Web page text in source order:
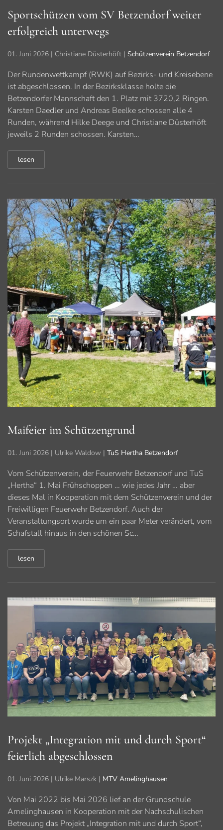
Sportschützen vom SV Betzendorf weiter
erfolgreich unterwegs
01. Juni 2026 | Christiane Düsterhöft | Schützenverein Betzendorf
Der Rundenwettkampf (RWK) auf Bezirks- und Kreisebene
ist abgeschlossen. In der Bezirksklasse holte die
Betzendorfer Mannschaft den 1. Platz mit 3720,2 Ringen.
Karsten Daedler und Andreas Beelke schossen alle 4
Runden, während Hilke Deege und Christiane Düsterhöft
jeweils 2 Runden schossen. Karsten…
lesen
Maifeier im Schützengrund
01. Juni 2026 | Ulrike Waldow | TuS Hertha Betzendorf
Vom Schützenverein, der Feuerwehr Betzendorf und TuS
„Hertha“ 1. Mai Frühschoppen … wie jedes Jahr … aber
dieses Mal in Kooperation mit dem Schützenverein und der
Freiwilligen Feuerwehr Betzendorf. Auch der
Veranstaltungsort wurde um ein paar Meter verändert, vom
Schafstall hinaus in den schönen Sc…
lesen
Projekt „Integration mit und durch Sport“
feierlich abgeschlossen
01. Juni 2026 | Ulrike Marszk | MTV Amelinghausen
Von Mai 2022 bis Mai 2026 lief an der Grundschule
Amelinghausen in Kooperation mit der Nachschulischen
Betreuung das Projekt „Integration mit und durch Sport“,